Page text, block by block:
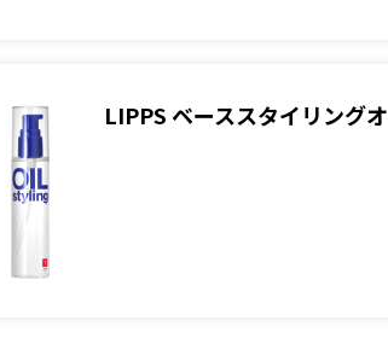
LIPPS ベーススタイリング